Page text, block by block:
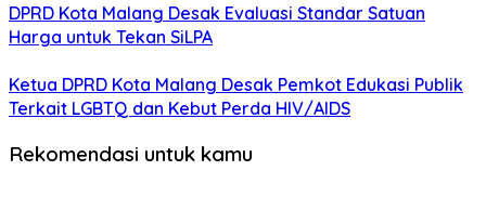
DPRD Kota Malang Desak Evaluasi Standar Satuan
Harga untuk Tekan SiLPA
Ketua DPRD Kota Malang Desak Pemkot Edukasi Publik
Terkait LGBTQ dan Kebut Perda HIV/AIDS
Rekomendasi untuk kamu